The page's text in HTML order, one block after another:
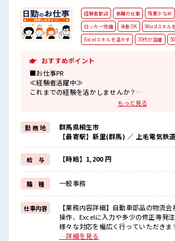
経験者歓迎 長期の仕事 残業少なめ
ロッカー完備
染髪OK
Wordスキル
Excelスキルを活かす
30代が活躍
おすすめポイント
■お仕事PR
≪経験者活躍中≫
これまでの経験を活かしませんか？
≪時間にメリハリを≫
残業はほとんどナシ！
場合によってはお願いすることもあります♪
≪髪型自由≫
基本的に髪色自由で明るすぎたり奇抜でなければ
(規定有)≪機能的な制服アリ≫
制服があるので、
毎日の服装の悩み解消♪
≪収入アップを目指せる≫
高時給だらけの派遣のお仕事です！
■職場の雰囲気
派手すぎなければ多少のヘアカラーもOKなの
もっと見る
勤 務 地
群馬県桐生市
【最寄駅】新里(群馬) ／ 上毛電気鉄道
給 与 【時給】1,200 円
職 種 一般事務
仕事内容
【業務内容詳細】自動車部品の物流
操作、Excelに入力や多少の修正等発
様々な対応を幅広く行っていただきま
お仕事PR ≪経験者活躍中≫ これまでの
…詳細を見る